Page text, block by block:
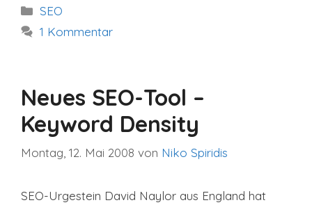
Kategorien
SEO
1 Kommentar
Neues SEO-Tool –
Keyword Density
Montag, 12. Mai 2008 von Niko Spiridis
SEO-Urgestein David Naylor aus England hat